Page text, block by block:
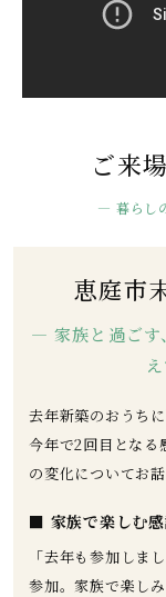
ご来
― 暮らし
恵庭市
— 家族と過ごす
去年新築のおうち
今年で2回目となる
の変化についてお
■ 家族で楽しむ
「去年も参加しま
参加。家族で楽し